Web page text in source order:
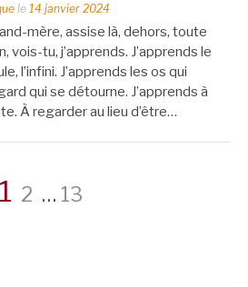
le 14 janvier 2024
mère, assise là, dehors, toute
vois-tu, j’apprends. J’apprends le
l’infini. J’apprends les os qui
qui se détourne. J’apprends à
À regarder au lieu d’être…
Page
1 Page
2 … Page
13